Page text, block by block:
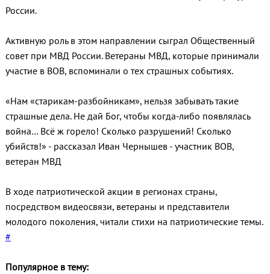
России.
Активную роль в этом направлении сыграл Общественный
совет при МВД России. Ветераны МВД, которые принимали
участие в ВОВ, вспоминали о тех страшных событиях.
«Нам «старикам-разбойникам», нельзя забывать такие
страшные дела. Не дай Бог, чтобы когда-либо появлялась
война… Всё ж горело! Сколько разрушений! Сколько
убийств!» - рассказал Иван Чернышев - участник ВОВ,
ветеран МВД
В ходе патриотической акции в регионах страны,
посредством видеосвязи, ветераны и представители
молодого поколения, читали стихи на патриотические темы.
#
Популярное в тему: